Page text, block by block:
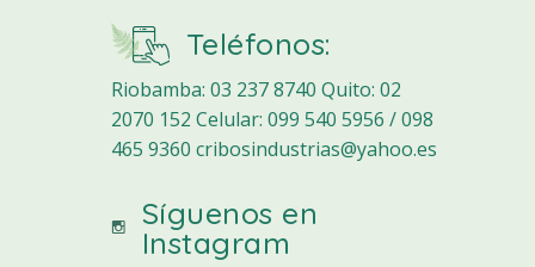
Teléfonos:
Riobamba: 03 237 8740 Quito: 02
2070 152 Celular: 099 540 5956 / 098
465 9360 cribosindustrias@yahoo.es
Síguenos en
Instagram